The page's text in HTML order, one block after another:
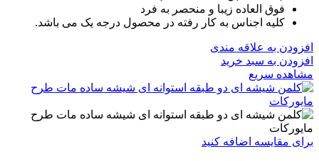
فوق العاده زیبا و منحصر به فرد
کلیه اجناس به کار رفته در محصول درجه یک می باشد.
افزودن به علاقه مندی
افزودن به سبد خرید
مشاهده سریع
برای مقایسه اضافه کنید